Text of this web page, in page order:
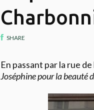
SHARE
En passant par la rue
Joséphine pour la beauté